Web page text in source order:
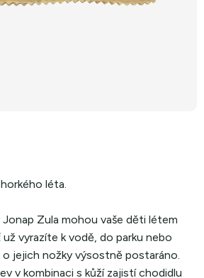
léta.
Jonap Zula mohou vaše děti létem
vyrazíte k vodě, do parku nebo
jejich nožky výsostně postaráno.
v kombinaci s kůží zajistí chodidlu